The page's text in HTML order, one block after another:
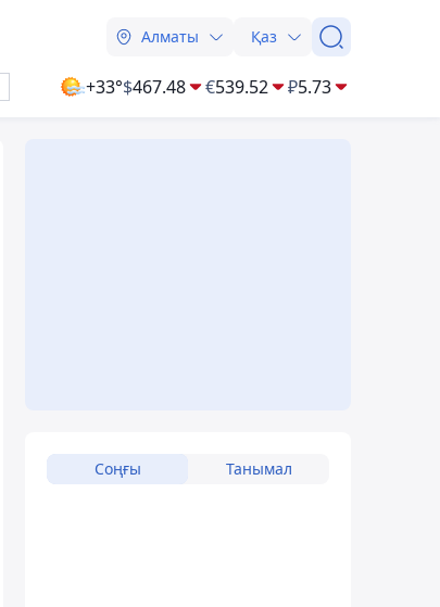
Алматы Қаз
+33°$467.48 €539.52 ₽5.73
Соңғы Танымал